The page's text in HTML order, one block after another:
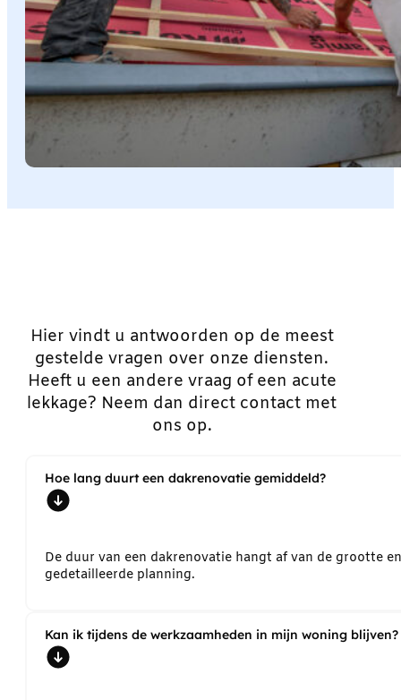
Hier vindt u antwoorden op de meest
gestelde vragen over onze diensten.
Heeft u een andere vraag of een acute
lekkage? Neem dan direct contact met
ons op.
Hoe lang duurt een dakrenovatie gemiddeld?
De duur van een dakrenovatie hangt af van de grootte
gedetailleerde planning.
Kan ik tijdens de werkzaamheden in mijn woning blijven?